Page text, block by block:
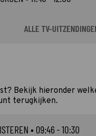
ALLE TV-
Bekijk hieronder
terugkijken.
• 09:46 - 10:30